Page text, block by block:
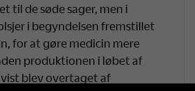
til de søde sager, men i
i begyndelsen fremstillet
for at gøre medicin mere
produktionen i løbet af
blev overtaget af